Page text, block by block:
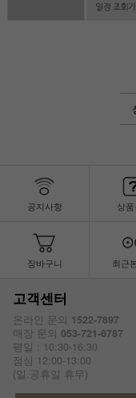
공지사항 상
장바구니 최근
고객센터
온라인 문의 1522-7897
매장 문의 053-721-6787
평일 : 10:30-16:30
점심 12:00-13:00
(일.공휴일 휴무)